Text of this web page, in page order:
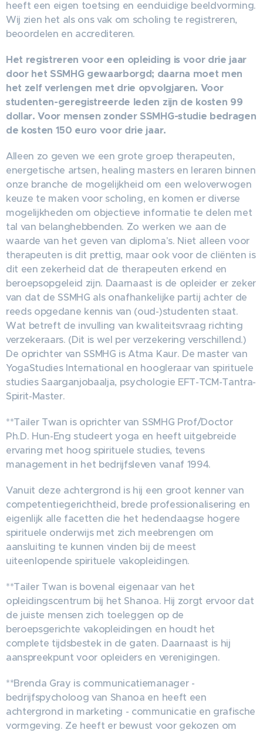
heeft een eigen toetsing en eenduidige beeldvorming.
Wij zien het als ons vak om scholing te registreren,
beoordelen en accrediteren.
Het registreren voor een opleiding is voor drie jaar
door het SSMHG gewaarborgd; daarna moet men
het zelf verlengen met drie opvolgjaren. Voor
studenten-geregistreerde leden zijn de kosten 99
dollar. Voor mensen zonder SSMHG-studie bedragen
de kosten 150 euro voor drie jaar.
Alleen zo geven we een grote groep therapeuten,
energetische artsen, healing masters en leraren binnen
onze branche de mogelijkheid om een weloverwogen
keuze te maken voor scholing, en komen er diverse
mogelijkheden om objectieve informatie te delen met
tal van belanghebbenden. Zo werken we aan de
waarde van het geven van diploma's. Niet alleen voor
therapeuten is dit prettig, maar ook voor de cliënten is
dit een zekerheid dat de therapeuten erkend en
beroepsopgeleid zijn. Daarnaast is de opleider er zeker
van dat de SSMHG als onafhankelijke partij achter de
reeds opgedane kennis van (oud-)studenten staat.
Wat betreft de invulling van kwaliteitsvraag richting
verzekeraars. (Dit is wel per verzekering verschillend.)
De oprichter van SSMHG is Atma Kaur. De master van
YogaStudies International en hoogleraar van spirituele
studies Saarganjobaalja, psychologie EFT-TCM-Tantra-
Spirit-Master.
**Tailer Twan is oprichter van SSMHG Prof/Doctor
Ph.D. Hun-Eng studeert yoga en heeft uitgebreide
ervaring met hoog spirituele studies, tevens
management in het bedrijfsleven vanaf 1994.
Vanuit deze achtergrond is hij een groot kenner van
competentiegerichtheid, brede professionalisering en
eigenlijk alle facetten die het hedendaagse hogere
spirituele onderwijs met zich meebrengen om
aansluiting te kunnen vinden bij de meest
uiteenlopende spirituele vakopleidingen.
**Tailer Twan is bovenal eigenaar van het
opleidingscentrum bij het Shanoa. Hij zorgt ervoor dat
de juiste mensen zich toeleggen op de
beroepsgerichte vakopleidingen en houdt het
complete tijdsbestek in de gaten. Daarnaast is hij
aanspreekpunt voor opleiders en verenigingen.
**Brenda Gray is communicatiemanager -
bedrijfspycholoog van Shanoa en heeft een
achtergrond in marketing - communicatie en grafische
vormgeving. Ze heeft er bewust voor gekozen om